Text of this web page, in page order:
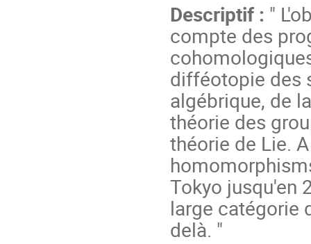
Descriptif : "
compte des
difféotopie des
algébrique, de
théorie des
théorie de Lie.
Tokyo jusqu'en
large catégorie
delà. "